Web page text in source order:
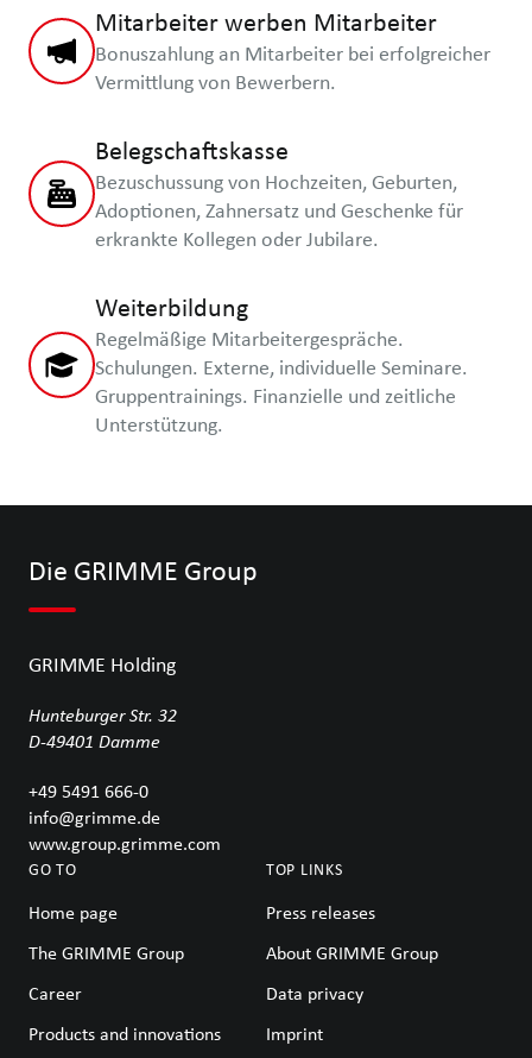
Mitarbeiter werben Mitarbeiter
Bonuszahlung an Mitarbeiter bei erfolgreicher
Vermittlung von Bewerbern.
Belegschaftskasse
Bezuschussung von Hochzeiten, Geburten,
Adoptionen, Zahnersatz und Geschenke für
erkrankte Kollegen oder Jubilare.
Weiterbildung
Regelmäßige Mitarbeitergespräche.
Schulungen. Externe, individuelle Seminare.
Gruppentrainings. Finanzielle und zeitliche
Unterstützung.
Die GRIMME Group
GRIMME Holding
Hunteburger Str. 32
D-49401 Damme
+49 5491 666-0
info@grimme.de
www.group.grimme.com
GO TO
Home page
The GRIMME Group
Career
Products and innovations
TOP LINKS
Press releases
About GRIMME Group
Data privacy
Imprint